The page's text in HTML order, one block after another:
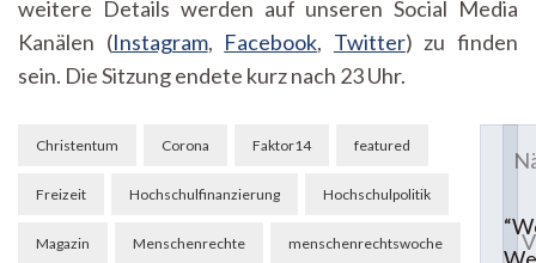
weitere Details werden auf unseren Social Media
Kanälen (Instagram, Facebook, Twitter) zu finden
sein. Die Sitzung endete kurz nach 23 Uhr.
Christentum Corona Faktor14 featured
Freizeit Hochschulfinanzierung Hochschulpolitik
Magazin Menschenrechte menschenrechtswoche
Beitragsnavigation